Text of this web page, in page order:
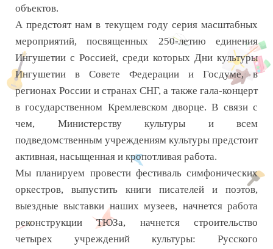
объектов.
А предстоят нам в текущем году серия масштабных
мероприятий, посвященных 250-летию единения
Ингушетии с Россией, среди которых Дни культуры
Ингушетии в Совете Федерации и Госдуме, в
регионах России и странах СНГ, а также гала-концерт
в государственном Кремлевском дворце. В связи с
чем, Министерству культуры и всем
подведомственным учреждениям культуры предстоит
активная, насыщенная и кропотливая работа.
Мы планируем провести фестиваль симфонических
оркестров, выпустить книги писателей и поэтов,
выездные выставки наших музеев, начнется работа
реконструкции ТЮЗа, начнется строительство
четырех учреждений культуры: Русского